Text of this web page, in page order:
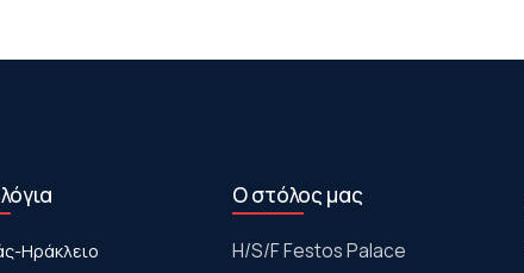
Ηράκλειο
Ο στόλος μας
Η/S/F Festos Palace